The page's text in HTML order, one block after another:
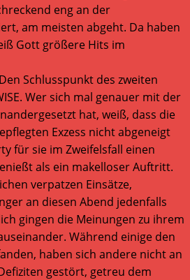
eng an der
am meisten abgeht. Da haben
Gott größere Hits im
Den Schlusspunkt des zweiten
Wer sich mal genauer mit der
hat, weiß, dass die
Exzess nicht abgeneigt
für sie im Zweifelsfall einen
als ein makelloser Auftritt.
verpatzen Einsätze,
an diesen Abend jedenfalls
gingen die Meinungen zu ihrem
Während einige den
haben sich andere nicht an
gestört, getreu dem